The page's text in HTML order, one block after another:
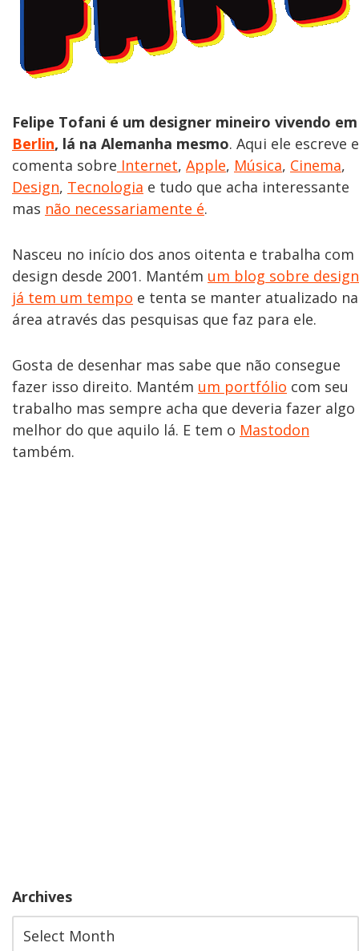
Felipe Tofani é um designer mineiro vivendo em
Berlin, lá na Alemanha mesmo. Aqui ele escreve e
comenta sobre Internet, Apple, Música, Cinema,
Design, Tecnologia e tudo que acha interessante
mas não necessariamente é.
Nasceu no início dos anos oitenta e trabalha com
design desde 2001. Mantém um blog sobre design
já tem um tempo e tenta se manter atualizado na
área através das pesquisas que faz para ele.
Gosta de desenhar mas sabe que não consegue
fazer isso direito. Mantém um portfólio com seu
trabalho mas sempre acha que deveria fazer algo
melhor do que aquilo lá. E tem o Mastodon
também.
Archives